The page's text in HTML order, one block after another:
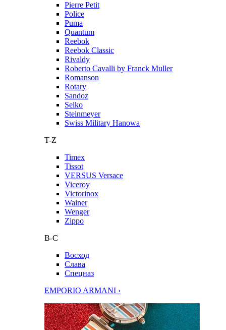
Pierre Petit
Police
Puma
Quantum
Reebok
Reebok Classic
Rivaldy
Roberto Cavalli by Franck Muller
Romanson
Rotary
Sandoz
Seiko
Steinmeyer
Swiss Military Hanowa
T-Z
Timex
Tissot
VERSUS Versace
Viceroy
Victorinox
Wainer
Wenger
Zippo
В-С
Восход
Слава
Спецназ
EMPORIO ARMANI ›